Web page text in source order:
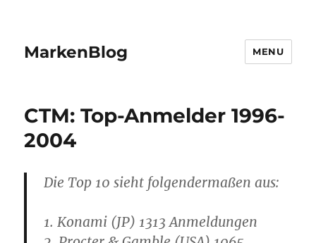
MarkenBlog MENU
CTM: Top-Anmelder 1996-
2004
Die Top 10 sieht folgendermaßen aus:
1. Konami (JP) 1313 Anmeldungen